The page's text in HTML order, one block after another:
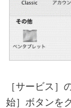
［サービス］
始］ボタンを